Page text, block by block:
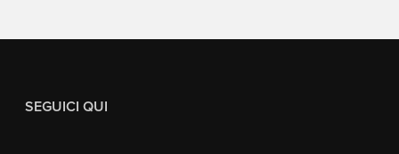
SEGUICI QUI